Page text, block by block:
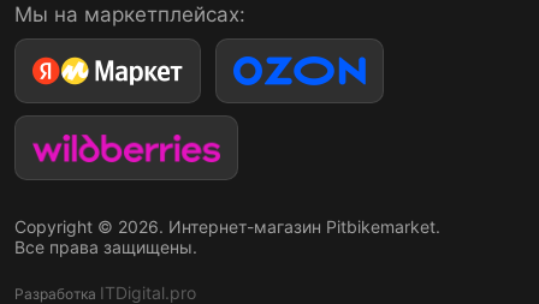
Мы на маркетплейсах:
Copyright © 2026. Интернет-магазин Pitbikemarket.
Все права защищены.
Разработка ITDigital.pro